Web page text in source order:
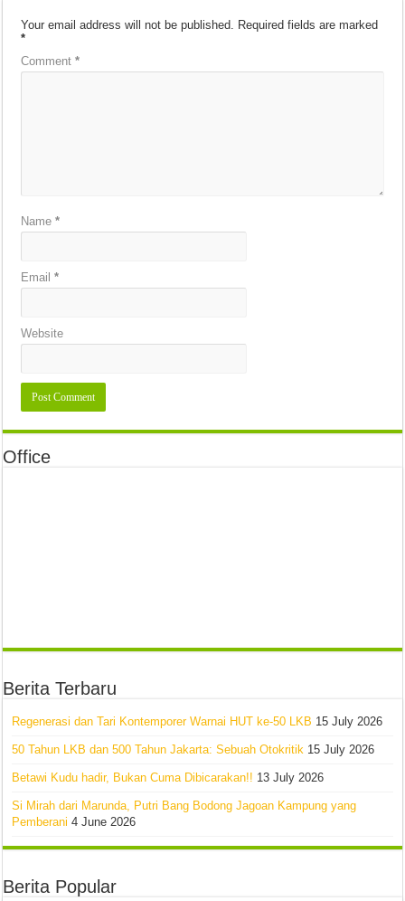
Your email address will not be published.
Required fields are marked
*
Comment*
Name*
Email*
Website
Office
Berita Terbaru
Regenerasi dan Tari Kontemporer Warnai HUT ke-50 LKB 15 July 2026
50 Tahun LKB dan 500 Tahun Jakarta: Sebuah Otokritik 15 July 2026
Betawi Kudu hadir, Bukan Cuma Dibicarakan!! 13 July 2026
Si Mirah dari Marunda, Putri Bang Bodong Jagoan Kampung yang
Pemberani 4 June 2026
Berita Popular